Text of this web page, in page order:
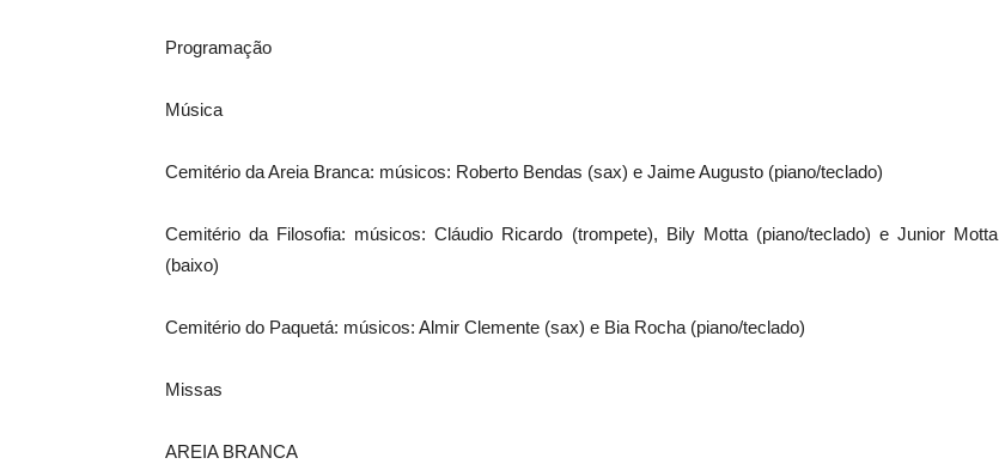
Programação
Música
Cemitério da Areia Branca: músicos: Roberto Bendas (sax) e Jaime Augusto (piano/teclado)
Cemitério da Filosofia: músicos: Cláudio Ricardo (trompete), Bily Motta (piano/teclado) e Junior Motta
(baixo)
Cemitério do Paquetá: músicos: Almir Clemente (sax) e Bia Rocha (piano/teclado)
Missas
AREIA BRANCA